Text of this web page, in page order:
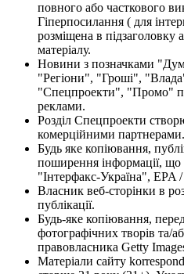
повного або часткового
Гіперпосилання ( для
розміщена в підзаголовку
матеріалу.
Новини з позначками
"Регіони", "Гроші",
"Спецпроекти", "Промо"
реклами.
Розділ Спецпроекти
комерційними партнерами.
Будь яке копіювання,
поширення інформації, що
"Інтерфакс-Україна", EPA
Власник веб-сторінки в
публікації.
Будь-яке копіювання,
фотографічних творів та/
правовласника Getty
Матеріали сайту